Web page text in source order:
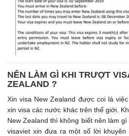
NÊN LÀM GÌ KHI TRƯỢT
ZEALAND ?
Xin visa New Zealand được coi là
xin visa các nước khác trên thế giới.
New Zealand thì không biết nên làm
visaviet xin đưa ra một số lời